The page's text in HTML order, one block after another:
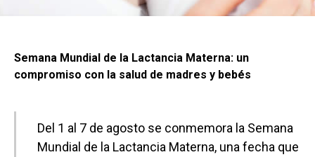
Semana Mundial de la Lactancia Materna: un
compromiso con la salud de madres y bebés
Del 1 al 7 de agosto se conmemora la Semana
Mundial de la Lactancia Materna, una fecha que